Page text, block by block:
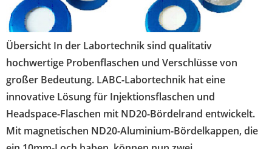
Übersicht In der Labortechnik sind qualitativ
hochwertige Probenflaschen und Verschlüsse von
großer Bedeutung. LABC-Labortechnik hat eine
innovative Lösung für Injektionsflaschen und
Headspace-Flaschen mit ND20-Bördelrand entwickelt.
Mit magnetischen ND20-Aluminium-Bördelkappen, die